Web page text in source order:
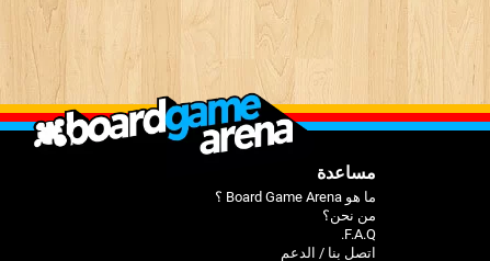
مساعدة
ما هو Board Game Arena ؟
من نحن؟
F.A.Q.
اتصل بنا / الدعم